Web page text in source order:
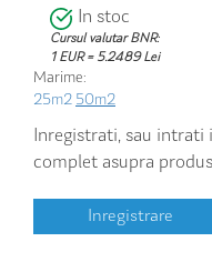
In stoc
Cursul valutar BNR:
1 EUR = 5.2489 Lei
Marime:
25m2 50m2
Inregistrati, sau
complet asupra
Inregistrare